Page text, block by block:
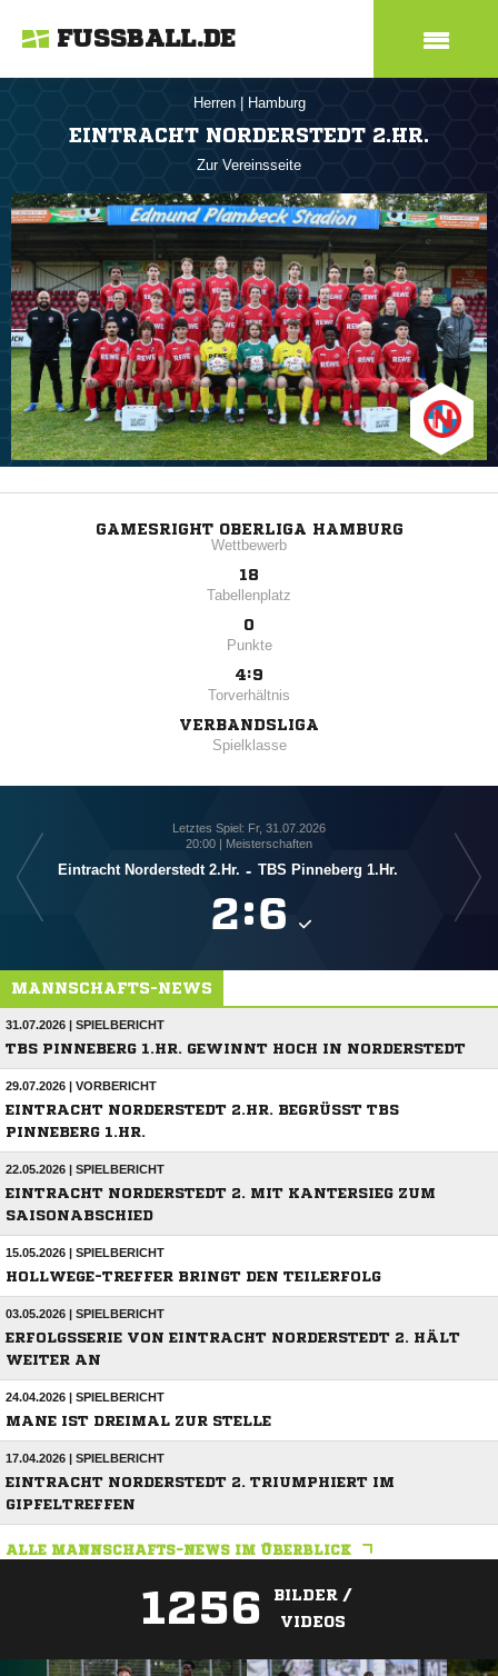
FUSSBALL.DE
Herren Hamburg
EINTRACHT NORDERSTEDT 2.HR.
Zur Vereinsseite
GAMESRIGHT OBERLIGA HAMBURG
Wettbewerb
18
Tabellenplatz
0
Punkte
4:9
Torverhältnis
VERBANDSLIGA
Spielklasse
Letztes Spiel: Fr, 31.07.2026
20:00 | Meisterschaften
Eintracht Norderstedt 2.Hr. - TBS Pinneberg 1.Hr.
:
MANNSCHAFTS-NEWS
31.07.2026 | SPIELBERICHT
TBS PINNEBERG 1.HR. GEWINNT HOCH IN NORDERSTEDT
29.07.2026 | VORBERICHT
EINTRACHT NORDERSTEDT 2.HR. BEGRÜSST TBS P
INNEBERG 1.HR.
22.05.2026 | SPIELBERICHT
EINTRACHT NORDERSTEDT 2. MIT KANTERSIEG ZUM
SAISONABSCHIED
15.05.2026 | SPIELBERICHT
HOLLWEGE-TREFFER BRINGT DEN TEILERFOLG
03.05.2026 | SPIELBERICHT
ERFOLGSSERIE VON EINTRACHT NORDERSTEDT 2. HÄLT
WEITER AN
24.04.2026 | SPIELBERICHT
MANE IST DREIMAL ZUR STELLE
17.04.2026 | SPIELBERICHT
EINTRACHT NORDERSTEDT 2. TRIUMPHIERT IM
GIPFELTREFFEN
ALLE MANNSCHAFTS-NEWS IM ÜBERBLICK
1256
BILDER /
VIDEOS